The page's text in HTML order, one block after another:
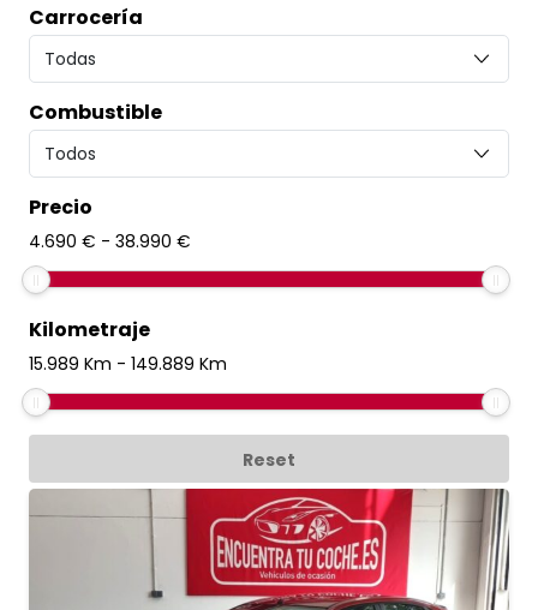
Carrocería
Combustible
Precio
4.690 € - 38.990 €
Kilometraje
15.989 Km - 149.889 Km
Reset